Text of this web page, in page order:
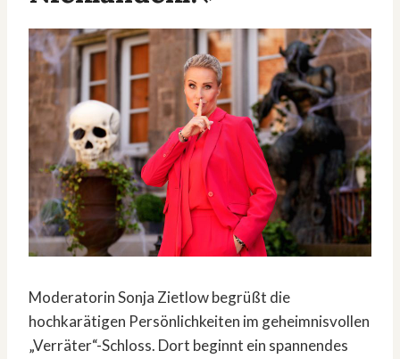
Moderatorin Sonja Zietlow begrüßt die
hochkarätigen Persönlichkeiten im geheimnisvollen
„Verräter“-Schloss. Dort beginnt ein spannendes